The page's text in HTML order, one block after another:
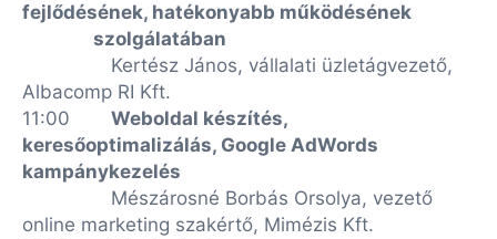
fejlődésének, hatékonyabb működésének
szolgálatában
Kertész János, vállalati üzletágvezető,
Albacomp RI Kft.
11:00
Weboldal készítés,
keresőoptimalizálás, Google AdWords
kampánykezelés
Mészárosné Borbás Orsolya, vezető
online marketing szakértő, Mimézis Kft.